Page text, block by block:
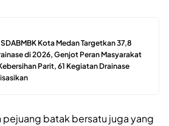
Kota Medan Targetkan 37,8
di 2026, Genjot Peran Masyarakat
Parit, 61 Kegiatan Drainase
pejuang batak bersatu juga yang